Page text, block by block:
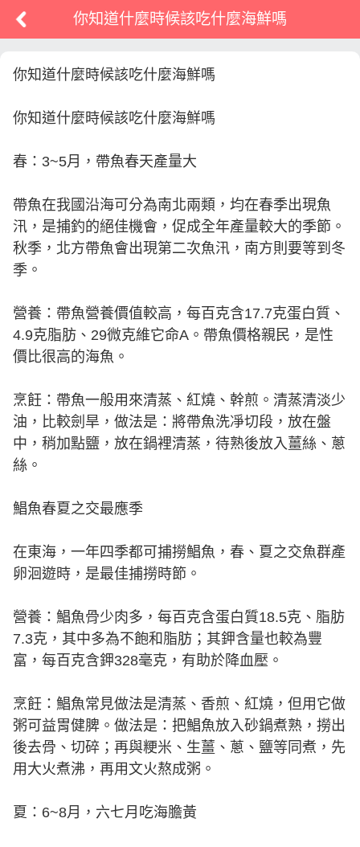
你知道什麼時候該吃什麼海鮮嗎
你知道什麼時候該吃什麼海鮮嗎
你知道什麼時候該吃什麼海鮮嗎
春：3~5月，帶魚春天產量大
帶魚在我國沿海可分為南北兩類，均在春季出現魚
汛，是捕釣的絕佳機會，促成全年產量較大的季節。
秋季，北方帶魚會出現第二次魚汛，南方則要等到冬
季。
營養：帶魚營養價值較高，每百克含17.7克蛋白質、
4.9克脂肪、29微克維它命A。帶魚價格親民，是性
價比很高的海魚。
烹飪：帶魚一般用來清蒸、紅燒、幹煎。清蒸清淡少
油，比較劍旱，做法是：將帶魚洗凈切段，放在盤
中，稍加點鹽，放在鍋裡清蒸，待熟後放入薑絲、蔥
絲。
鯧魚春夏之交最應季
在東海，一年四季都可捕撈鯧魚，春、夏之交魚群產
卵洄遊時，是最佳捕撈時節。
營養：鯧魚骨少肉多，每百克含蛋白質18.5克、脂肪
7.3克，其中多為不飽和脂肪；其鉀含量也較為豐
富，每百克含鉀328毫克，有助於降血壓。
烹飪：鯧魚常見做法是清蒸、香煎、紅燒，但用它做
粥可益胃健脾。做法是：把鯧魚放入砂鍋煮熟，撈出
後去骨、切碎；再與粳米、生薑、蔥、鹽等同煮，先
用大火煮沸，再用文火熬成粥。
夏：6~8月，六七月吃海膽黃